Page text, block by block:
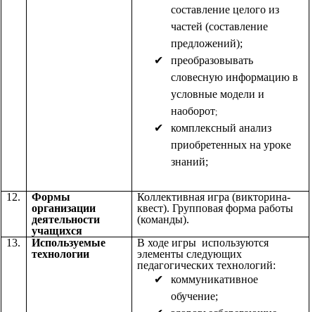
составление целого из
частей (составление
предложений);
преобразовывать
словесную информацию в
условные модели и
наоборот;
комплексный анализ
приобретенных на уроке
знаний;
12.
Формы
организации
деятельности
учащихся
Коллективная игра (викторина-
квест). Групповая форма работы
(команды).
13.
Используемые
технологии
В ходе игры используются
элементы следующих
педагогических технологий:
коммуникативное
обучение;